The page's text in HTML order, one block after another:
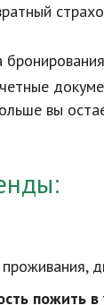
вы
пожить